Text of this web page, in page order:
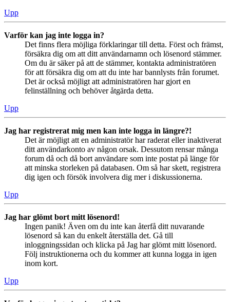
Upp
Varför kan jag inte logga in?
Det finns flera möjliga förklaringar till detta. Först och främst,
försäkra dig om att ditt användarnamn och lösenord stämmer.
Om du är säker på att de stämmer, kontakta administratören
för att försäkra dig om att du inte har bannlysts från forumet.
Det är också möjligt att administratören har gjort en
felinställning och behöver åtgärda detta.
Upp
Jag har registrerat mig men kan inte logga in längre?!
Det är möjligt att en administratör har raderat eller inaktiverat
ditt användarkonto av någon orsak. Dessutom rensar många
forum då och då bort användare som inte postat på länge för
att minska storleken på databasen. Om så har skett, registrera
dig igen och försök involvera dig mer i diskussionerna.
Upp
Jag har glömt bort mitt lösenord!
Ingen panik! Även om du inte kan återfå ditt nuvarande
lösenord så kan du enkelt återställa det. Gå till
inloggningssidan och klicka på Jag har glömt mitt lösenord.
Följ instruktionerna och du kommer att kunna logga in igen
inom kort.
Upp